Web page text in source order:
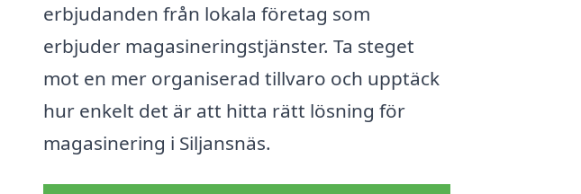
erbjudanden från lokala företag som
erbjuder magasineringstjänster. Ta steget
mot en mer organiserad tillvaro och upptäck
hur enkelt det är att hitta rätt lösning för
magasinering i Siljansnäs.